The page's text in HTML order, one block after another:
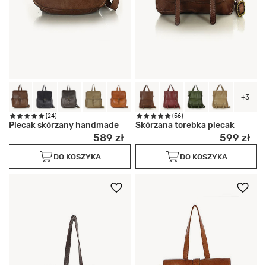
(24)
Plecak skórzany handmade
589 zł
DO KOSZYKA
+3
(56)
Skórzana torebka plecak
599 zł
DO KOSZYKA